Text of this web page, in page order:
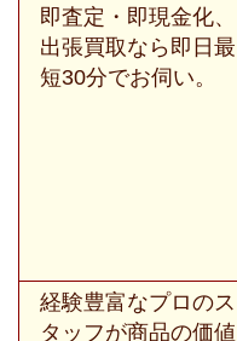
即査定・即現金化、
出張買取なら即日最
短30分でお伺い。
経験豊富なプロのス
タッフが商品の価値